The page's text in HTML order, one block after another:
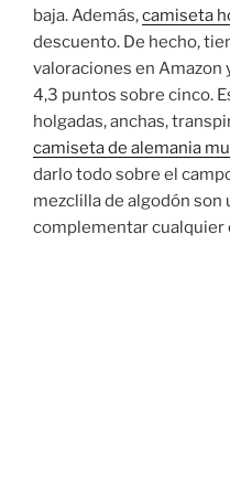
baja. Además,camiseta
descuento. De hecho,
valoraciones en Amazon
4,3 puntos sobre cinco.
holgadas, anchas,
camiseta de alemania
darlo todo sobre el
mezclilla de algodón son
complementar cualquier